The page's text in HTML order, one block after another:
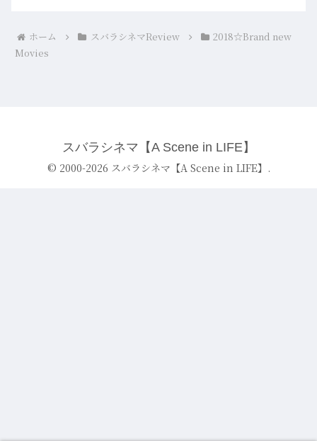
ホーム スバラシネマReview
2018☆Brand new
Movies
スバラシネマ【A Scene in LIFE】
© 2000-2026 スバラシネマ【A Scene in LIFE】.